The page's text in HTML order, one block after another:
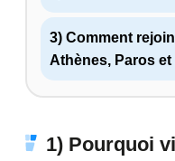
3) Comment
Athènes, Paros
1) Pourquoi